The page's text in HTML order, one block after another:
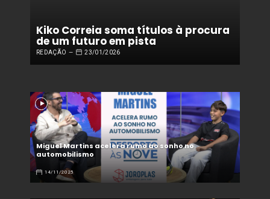
Kiko Correia soma títulos à procura
de um futuro em pista
REDAÇÃO 23/01/2026
Miguel Martins acelera rumo ao sonho no
automobilismo
14/11/2025